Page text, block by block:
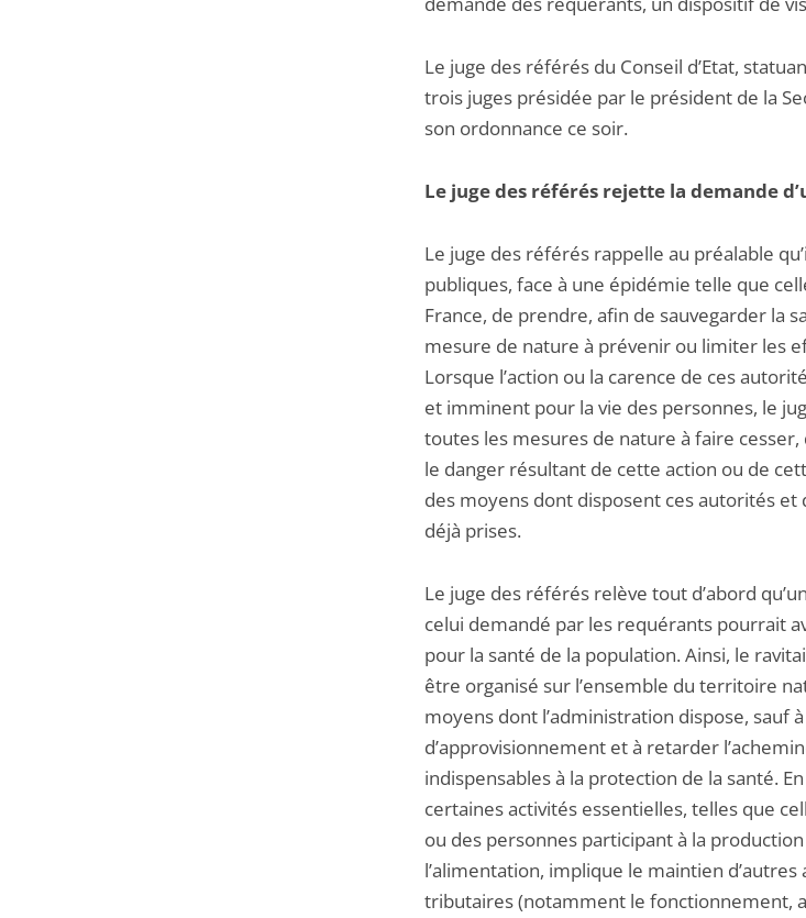
Le juge des référés du Conseil d’Etat,
trois juges présidée par le président de la
son ordonnance ce soir.
Le juge des référés rejette la demande
Le juge des référés rappelle au préalable
publiques, face à une épidémie telle que
France, de prendre, afin de sauvegarder la
mesure de nature à prévenir ou limiter les
Lorsque l’action ou la carence de ces
et imminent pour la vie des personnes, le
toutes les mesures de nature à faire cesser,
le danger résultant de cette action ou de
des moyens dont disposent ces autorités et
déjà prises.
Le juge des référés relève tout d’abord
celui demandé par les requérants pourrait
pour la santé de la population. Ainsi, le
être organisé sur l’ensemble du territoire
moyens dont l’administration dispose, sauf
d’approvisionnement et à retarder
indispensables à la protection de la santé.
certaines activités essentielles, telles que
ou des personnes participant à la
l’alimentation, implique le maintien
tributaires (notamment le fonctionnement,